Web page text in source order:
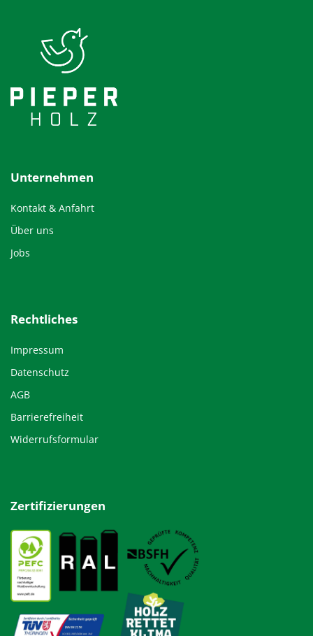
Unternehmen
Kontakt & Anfahrt
Über uns
Jobs
Rechtliches
Impressum
Datenschutz
AGB
Barrierefreiheit
Widerrufsformular
Zertifizierungen